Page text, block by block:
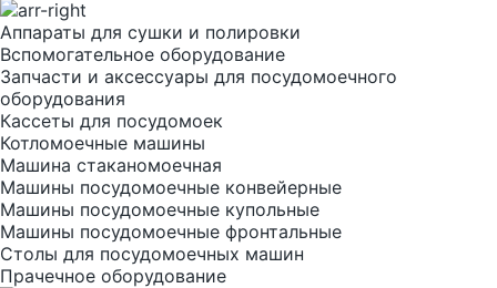
Аппараты для сушки и полировки
Вспомогательное оборудование
Запчасти и аксессуары для посудомоечного
оборудования
Кассеты для посудомоек
Котломоечные машины
Машина стаканомоечная
Машины посудомоечные конвейерные
Машины посудомоечные купольные
Машины посудомоечные фронтальные
Столы для посудомоечных машин
Прачечное оборудование